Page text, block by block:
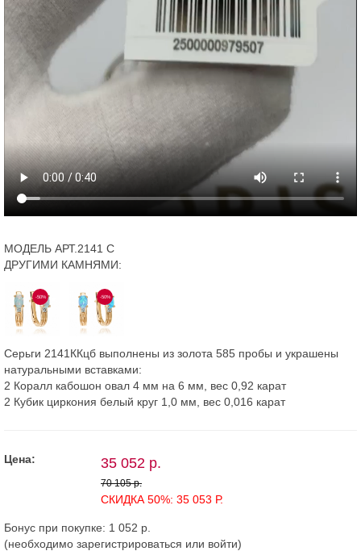
МОДЕЛЬ АРТ.2141 С
ДРУГИМИ КАМНЯМИ:
-50% -50%
Серьги 2141ККцб выполнены из золота 585 пробы и украшены
натуральными вставками:
2 Коралл кабошон овал 4 мм на 6 мм, вес 0,92 карат
2 Кубик циркония белый круг 1,0 мм, вес 0,016 карат
Цена: 35 052 р.
70 105 р.
СКИДКА 50%: 35 053 Р.
Бонус при покупке: 1 052 р.
(необходимо зарегистрироваться или войти)